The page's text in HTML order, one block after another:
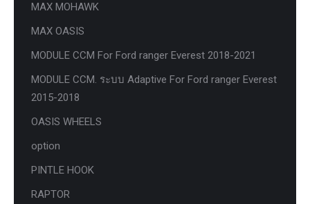
MAX MOHAWK
MAX OASIS
MODULE CCM For Ford ranger Everest 2018-2021
MODULE CCM. ระบบ Adaptive For Ford ranger Everest
2015-2018
OASIS WHEELS
option
PINTLE HOOK
RAPTOR